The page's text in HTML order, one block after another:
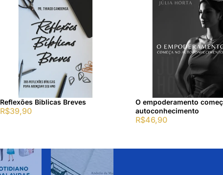
Reflexões Biblicas Breves
R$39,90
O empoderamento
autoconhecimento
R$46,90